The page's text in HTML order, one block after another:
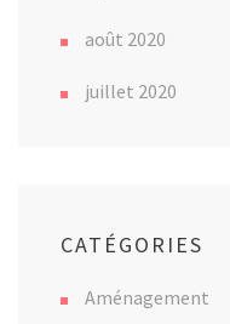
août 2020
juillet 2020
CATÉGORIES
Aménagement